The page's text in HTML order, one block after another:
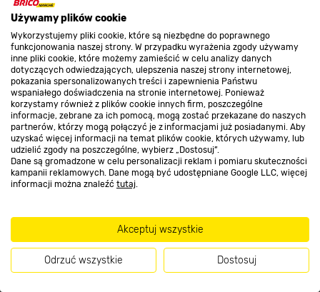
Używamy plików cookie
Wykorzystujemy pliki cookie, które są niezbędne do poprawnego
funkcjonowania naszej strony. W przypadku wyrażenia zgody używamy
inne pliki cookie, które możemy zamieścić w celu analizy danych
dotyczących odwiedzających, ulepszenia naszej strony internetowej,
pokazania spersonalizowanych treści i zapewnienia Państwu
wspaniałego doświadczenia na stronie internetowej. Ponieważ
korzystamy również z plików cookie innych firm, poszczególne
informacje, zebrane za ich pomocą, mogą zostać przekazane do naszych
partnerów, którzy mogą połączyć je z informacjami już posiadanymi. Aby
uzyskać więcej informacji na temat plików cookie, których używamy, lub
udzielić zgody na poszczególne, wybierz „Dostosuj”.
Dane są gromadzone w celu personalizacji reklam i pomiaru skuteczności
kampanii reklamowych. Dane mogą być udostępniane Google LLC, więcej
informacji można znaleźć tutaj.
Akceptuj wszystkie
Odrzuć wszystkie Dostosuj
O nas
Kontakt do sklepu
Strefa biznesu
Dołącz do nas
Metody płatności